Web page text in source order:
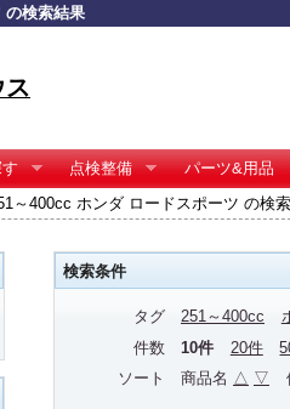
の検索結果
ス
点検整備
パーツ&用品
～400cc ホンダ ロードスポーツ の検
検索条件
タグ 251～400cc
件数
10件 20件
ソート
商品名 △ ▽